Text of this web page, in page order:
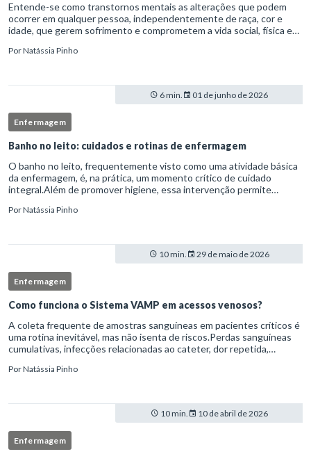
Entende-se como transtornos mentais as alterações que podem
ocorrer em qualquer pessoa, independentemente de raça, cor e
idade, que gerem sofrimento e comprometem a vida social, física e
PorNatássia Pinho
6 min. 01 de junho de 2026
Enfermagem
Banho no leito: cuidados e rotinas de enfermagem
O banho no leito, frequentemente visto como uma atividade básica
da enfermagem, é, na prática, um momento crítico de cuidado
integral.Além de promover higiene, essa intervenção permite
PorNatássia Pinho
10 min. 29 de maio de 2026
Enfermagem
Como funciona o Sistema VAMP em acessos venosos?
A coleta frequente de amostras sanguíneas em pacientes críticos é
uma rotina inevitável, mas não isenta de riscos.Perdas sanguíneas
cumulativas, infecções relacionadas ao cateter, dor repetida,
PorNatássia Pinho
10 min. 10 de abril de 2026
Enfermagem